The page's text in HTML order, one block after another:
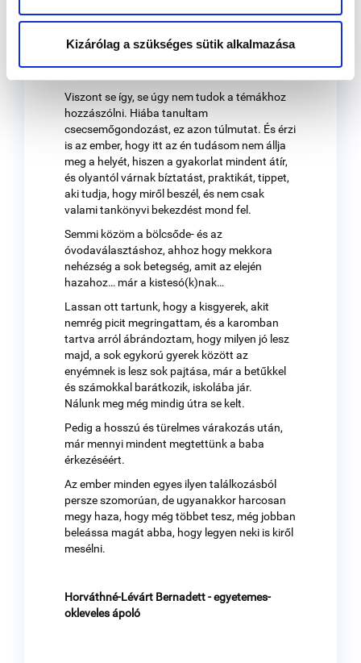
Kizárólag a szükséges sütik alkalmazása
- sajnálom magam, mert én nem azért
nem iszom alkoholt, mert épp
Viszont se így, se úgy nem tudok a témákhoz
hozzászólni. Hiába tanultam
csecsemőgondozást, ez azon túlmutat. És érzi
is az ember, hogy itt az én tudásom nem állja
meg a helyét, hiszen a gyakorlat mindent átír,
és olyantól várnak bíztatást, praktikát, tippet,
aki tudja, hogy miről beszél, és nem csak
valami tankönyvi bekezdést mond fel.
Semmi közöm a bölcsőde- és az
óvodaválasztáshoz, ahhoz hogy mekkora
nehézség a sok betegség, amit az elején
hazahoz… már a kistesó(k)nak…
Lassan ott tartunk, hogy a kisgyerek, akit
nemrég picit megringattam, és a karomban
tartva arról ábrándoztam, hogy milyen jó lesz
majd, a sok egykorú gyerek között az
enyémnek is lesz sok pajtása, már a betűkkel
és számokkal barátkozik, iskolába jár.
Nálunk meg még mindig útra se kelt.
Pedig a hosszú és türelmes várakozás után,
már mennyi mindent megtettünk a baba
érkezéséért.
Az ember minden egyes ilyen találkozásból
persze szomorúan, de ugyanakkor harcosan
megy haza, hogy még többet tesz, még jobban
beleássa magát abba, hogy legyen neki is kiről
mesélni.
Horváthné-Lévárt Bernadett - egyetemes-
okleveles ápoló